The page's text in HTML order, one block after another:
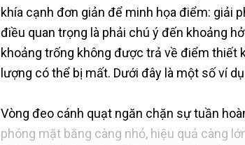
khía cạnh đơn giản để minh họa điểm: giải
điều quan trọng là phải chú ý đến khoảng
khoảng trống không được trả về điểm thiết
lượng có thể bị mất. Dưới đây là một số ví
Vòng đeo cánh quạt ngăn chặn sự tuần
phóng mặt bằng càng nhỏ, hiệu quả càng